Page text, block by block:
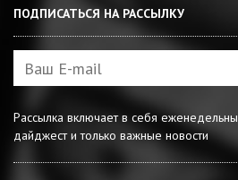
ПОДПИСАТЬСЯ НА РАССЫЛКУ
Рассылка включает в себя
дайджест и только важные новости